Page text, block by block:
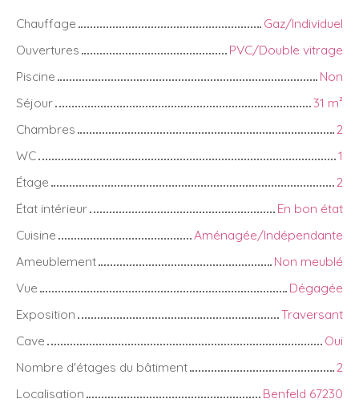
Chauffage
Gaz/Individuel
Ouvertures
PVC/Double vitrage
Piscine
Non
Séjour
31 m²
Chambres
2
WC
1
Étage
2
État intérieur
En bon état
Cuisine
Aménagée/Indépendante
Ameublement
Non meublé
Vue
Dégagée
Exposition
Traversant
Cave
Oui
Nombre d'étages du bâtiment
2
Localisation
Benfeld 67230